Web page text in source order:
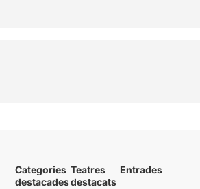
Categories
destacades
Teatres
destacats
Entrades